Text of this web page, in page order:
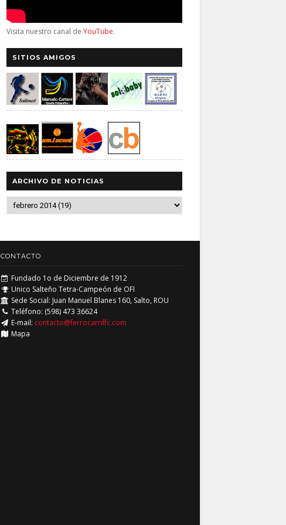
Visita nuestro canal de YouTube.
SITIOS AMIGOS
ARCHIVO DE NOTICIAS
CONTACTO
Fundado 1o de Diciembre de 1912
Unico Salteño Tetra-Campeón de OFI
Sede Social: Juan Manuel Blanes 160, Salto, ROU
Teléfono: (598) 473 36624
E-mail: contacto@ferrocarrilfc.com
Mapa